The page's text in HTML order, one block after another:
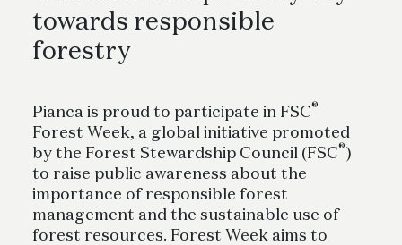
towards responsible
forestry
Pianca is proud to participate in FSC®
Forest Week, a global initiative promoted
by the Forest Stewardship Council (FSC® )
to raise public awareness about the
importance of responsible forest
management and the sustainable use of
forest resources. Forest Week aims to